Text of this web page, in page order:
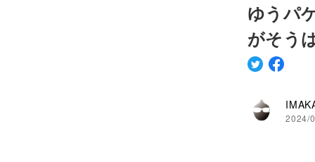
ゆうパ
がそう
2024/